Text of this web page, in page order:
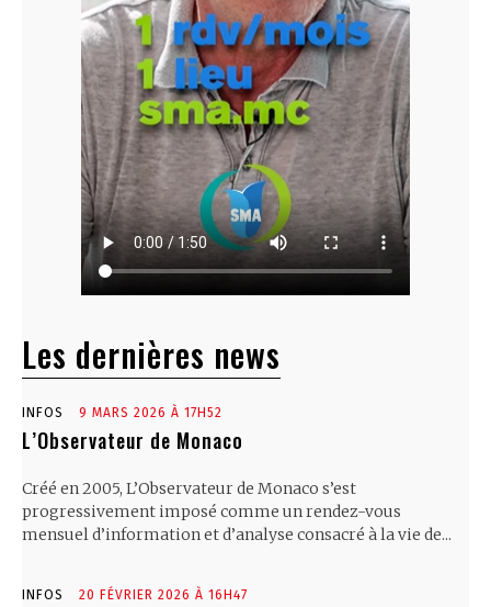
Les dernières news
INFOS 9 MARS 2026 À 17H52
L’Observateur de Monaco
Créé en 2005, L’Observateur de Monaco s’est
progressivement imposé comme un rendez-vous
mensuel d’information et d’analyse consacré à la vie de...
INFOS 20 FÉVRIER 2026 À 16H47